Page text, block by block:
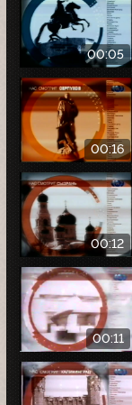
00:05
00:16
00:12
00:11